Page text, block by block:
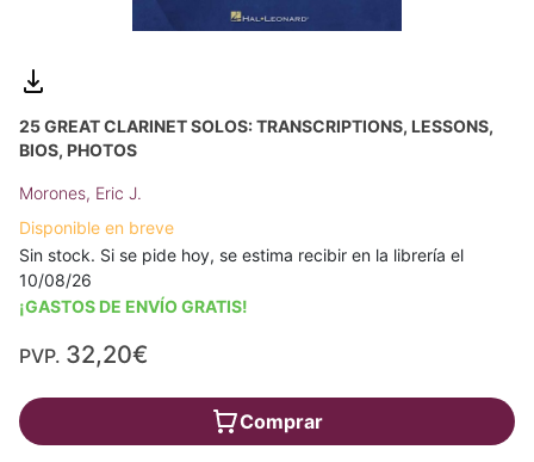
25 GREAT CLARINET SOLOS: TRANSCRIPTIONS, LESSONS,
BIOS, PHOTOS
Morones, Eric J.
Disponible en breve
Sin stock. Si se pide hoy, se estima recibir en la librería el
10/08/26
¡GASTOS DE ENVÍO GRATIS!
PVP. 32,20€
Comprar